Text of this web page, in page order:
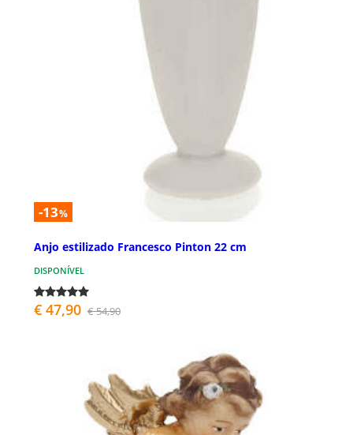
-13%
Anjo estilizado Francesco Pinton 22 cm
DISPONÍVEL
€ 47,90 € 54,90